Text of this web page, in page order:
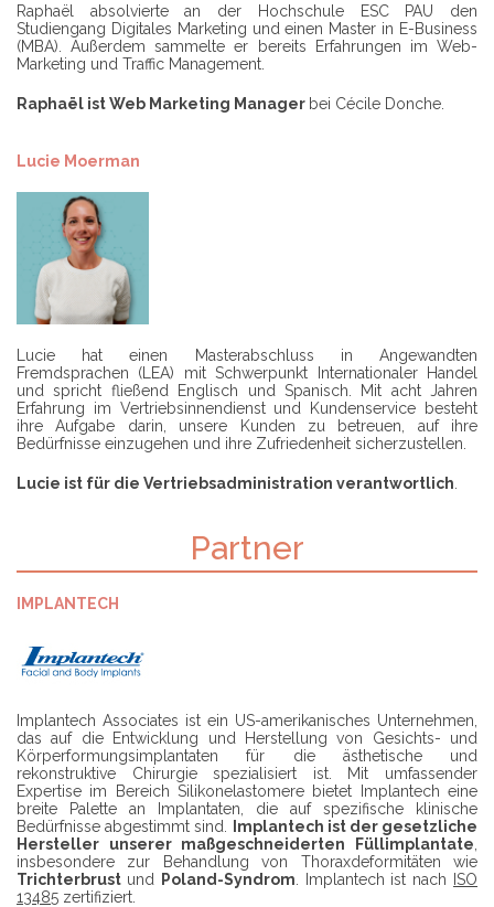
Raphaël absolvierte an der Hochschule ESC PAU den
Studiengang Digitales Marketing und einen Master in E-Business
(MBA). Außerdem sammelte er bereits Erfahrungen im Web-
Marketing und Traffic Management.
Raphaël ist Web Marketing Manager bei Cécile Donche.
Lucie Moerman
Lucie hat einen Masterabschluss in Angewandten
Fremdsprachen (LEA) mit Schwerpunkt Internationaler Handel
und spricht fließend Englisch und Spanisch. Mit acht Jahren
Erfahrung im Vertriebsinnendienst und Kundenservice besteht
ihre Aufgabe darin, unsere Kunden zu betreuen, auf ihre
Bedürfnisse einzugehen und ihre Zufriedenheit sicherzustellen.
Lucie ist für die Vertriebsadministration verantwortlich
Partner
IMPLANTECH
Implantech Associates ist ein US-amerikanisches Unternehmen,
das auf die Entwicklung und Herstellung von Gesichts- und
Körperformungsimplantaten für die ästhetische und
rekonstruktive Chirurgie spezialisiert ist. Mit umfassender
Expertise im Bereich Silikonelastomere bietet Implantech eine
breite Palette an Implantaten, die auf spezifische klinische
Bedürfnisse abgestimmt sind.
Implantech ist der gesetzliche
Hersteller unserer maßgeschneiderten Füllimplantate
insbesondere zur Behandlung von Thoraxdeformitäten wie
Trichterbrust und Poland-Syndrom . Implantech ist nach
ISO
13485 zertifiziert.